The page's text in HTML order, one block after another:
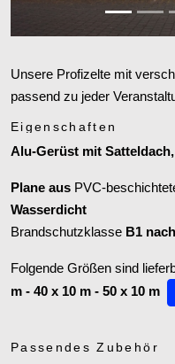
Unsere Profizelte mit
passend zu jeder
Eigenschaften
Alu-Gerüst mit
Plane aus PVC-
Wasserdicht
Brandschutzklasse B1
Folgende Größen sind
m - 40 x 10 m - 50 x 10 m
Passendes Zubehör